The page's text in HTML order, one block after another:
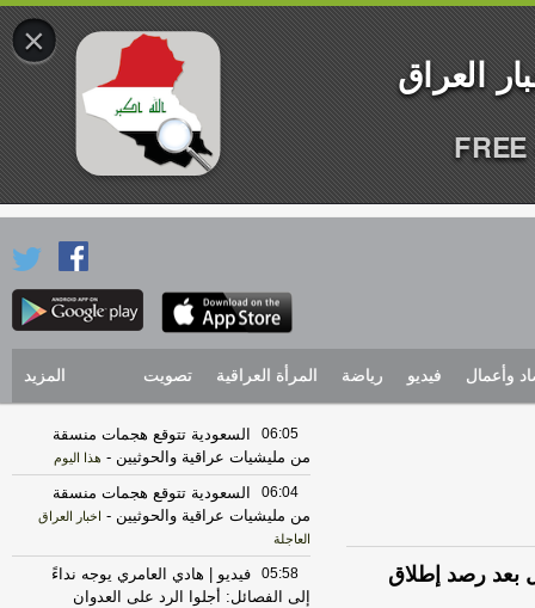
وأعمال فيديو رياضة المرأة العراقية تصويت المزيد
بعد رصد إطلاق
06:05
السعودية تتوقع هجمات منسقة
من مليشيات عراقية والحوثيين - هذا اليوم
06:04
السعودية تتوقع هجمات منسقة
من مليشيات عراقية والحوثيين -
اخبار العراق
العاجلة
05:58
فيديو | هادي العامري يوجه نداءً
إلى الفصائل: أجلوا الرد على العدوان
×